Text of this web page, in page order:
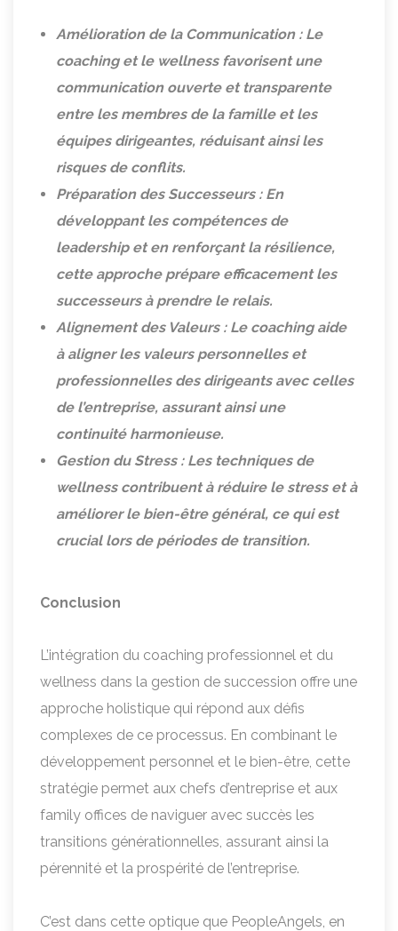
Amélioration de la Communication : Le
coaching et le wellness favorisent une
communication ouverte et transparente
entre les membres de la famille et les
équipes dirigeantes, réduisant ainsi les
risques de conflits.
Préparation des Successeurs : En
développant les compétences de
leadership et en renforçant la résilience,
cette approche prépare efficacement les
successeurs à prendre le relais.
Alignement des Valeurs : Le coaching aide
à aligner les valeurs personnelles et
professionnelles des dirigeants avec celles
de l’entreprise, assurant ainsi une
continuité harmonieuse.
Gestion du Stress : Les techniques de
wellness contribuent à réduire le stress et à
améliorer le bien-être général, ce qui est
crucial lors de périodes de transition.
Conclusion
L’intégration du coaching professionnel et du
wellness dans la gestion de succession offre une
approche holistique qui répond aux défis
complexes de ce processus. En combinant le
développement personnel et le bien-être, cette
stratégie permet aux chefs d’entreprise et aux
family offices de naviguer avec succès les
transitions générationnelles, assurant ainsi la
pérennité et la prospérité de l’entreprise.
C’est dans cette optique que PeopleAngels, en